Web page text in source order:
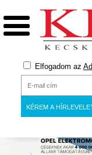
Elfogadom az